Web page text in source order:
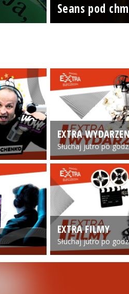
Seans pod
EXTRA
Słuchaj jutro po
EXTRA FILMY
Słuchaj jutro po